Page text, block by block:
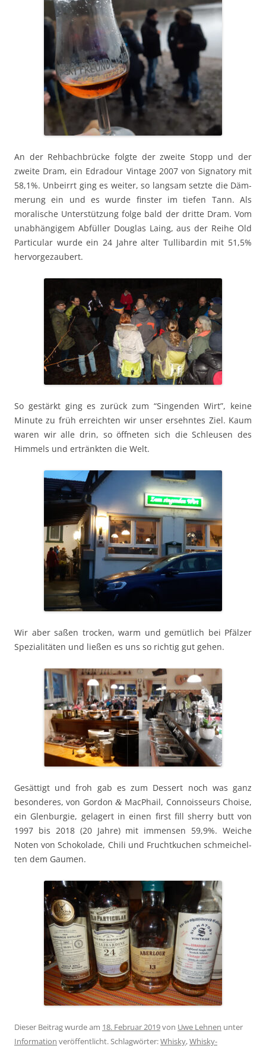
An der Rehbach­brücke fol­gte der zweite Stopp und der
zweite Dram, ein Edradour Vin­tage 2007 von Sig­na­to­ry mit
58,1%. Unbeir­rt ging es weit­er, so langsam set­zte die Däm­
merung ein und es wurde fin­ster im tiefen Tann. Als
moralis­che Unter­stützung folge bald der dritte Dram. Vom
unab­hängigem Abfüller Dou­glas Laing, aus der Rei­he Old
Par­tic­u­lar wurde ein 24 Jahre alter Tullibardin mit 51,5%
hervorgezaubert.
So gestärkt ging es zurück zum “Sin­gen­den Wirt”, keine
Minute zu früh erre­icht­en wir unser ersehntes Ziel. Kaum
waren wir alle drin, so öffneten sich die Schleusen des
Him­mels und ertränk­ten die Welt.
Wir aber saßen trock­en, warm und gemütlich bei Pfälz­er
Spezial­itäten und ließen es uns so richtig gut gehen.
Gesät­tigt und froh gab es zum Dessert noch was ganz
beson­deres, von Gor­don & MacPhail, Con­nois­seurs Choise,
ein Glen­burgie, gelagert in einen first fill sher­ry butt von
1997 bis 2018 (20 Jahre) mit immensen 59,9%. Weiche
Noten von Schoko­lade, Chili und Fruchtkuchen schme­ichel­
ten dem Gaumen.
Dieser Beitrag wurde am 18. Februar 2019von Uwe Lehnen unter
Information veröffentlicht. Schlagwörter:Whisky,Whisky-